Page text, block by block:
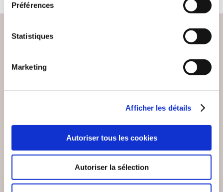
Préférences
Statistiques
Marketing
Afficher les détails
Autoriser tous les cookies
Autoriser la sélection
SERVICE CLIENT
Lundi au vendredi, 10-12h / 14-16h